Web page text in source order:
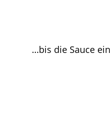
…bis die Sauce